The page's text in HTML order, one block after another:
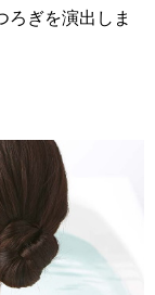
ろぎを演出しま